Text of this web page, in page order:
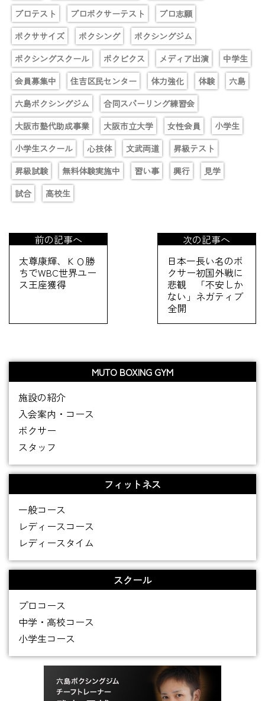
プロテスト プロボクサーテスト
プロ志願
ボクササイズ
ボクシング
ボクシングジム
ボクシングスクール
ボクビクス メディア出演
中学生
会員募集中
住吉区民センター 体力強化 体験
六島
六島ボクシングジム
合同スパーリング練習会
大阪市塾代助成事業
大阪市立大学 女性会員
小学生
小学生スクール
心技体 文武両道
昇級テスト
昇級試験
無料体験実施中 習い事 興行
見学
試合
高校生
前の記事へ
太尊康輝、ＫＯ勝
ちでWBC世界ユー
ス王座獲得
次の記事へ
日本一長い名のボ
クサー初国外戦に
悲観 「不安しか
ない」ネガティブ
全開
MUTO BOXING GYM
施設の紹介
入会案内・コース
ボクサー
スタッフ
フィットネス
一般コース
レディースコース
レディースタイム
スクール
プロコース
中学・高校コース
小学生コース